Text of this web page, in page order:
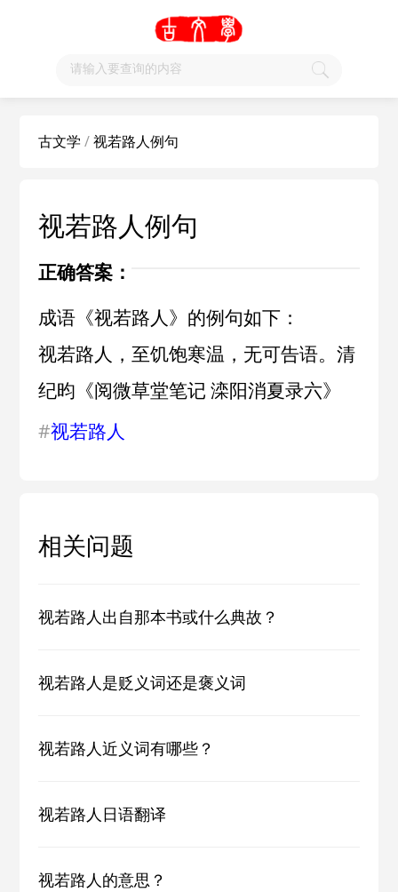
古文学 /视若路人例句
视若路人例句
正确答案：
成语《视若路人》的例句如下：
视若路人，至饥饱寒温，无可告语。清
纪昀《阅微草堂笔记 滦阳消夏录六》
#视若路人
相关问题
视若路人出自那本书或什么典故？
视若路人是贬义词还是褒义词
视若路人近义词有哪些？
视若路人日语翻译
视若路人的意思？